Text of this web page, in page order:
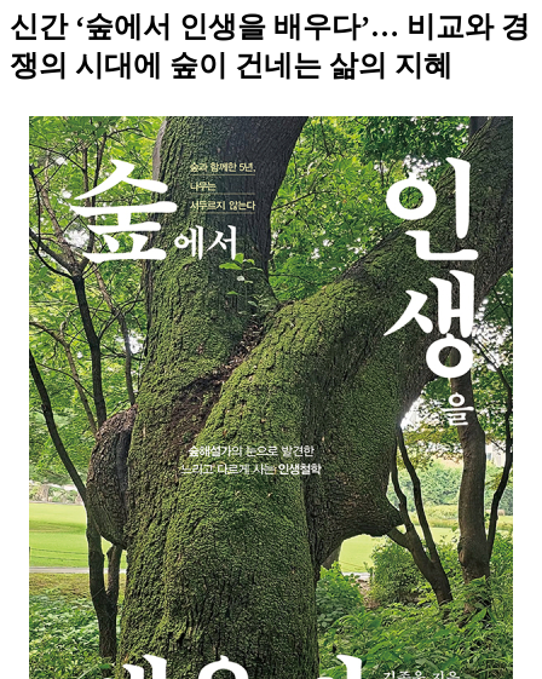
신간 ‘숲에서 인생을 배우다’… 비교와 경
쟁의 시대에 숲이 건네는 삶의 지혜